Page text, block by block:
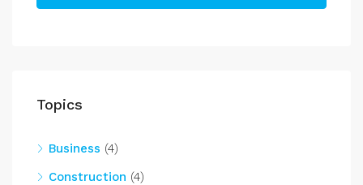
Topics
Business (4)
Construction (4)